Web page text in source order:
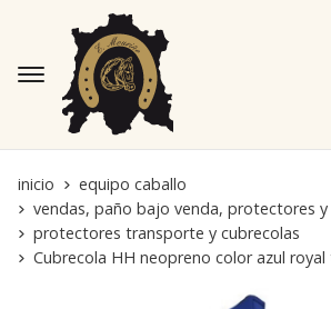
inicio
equipo caballo
vendas, paño bajo venda, protectores y
protectores transporte y cubrecolas
Cubrecola HH neopreno color azul royal